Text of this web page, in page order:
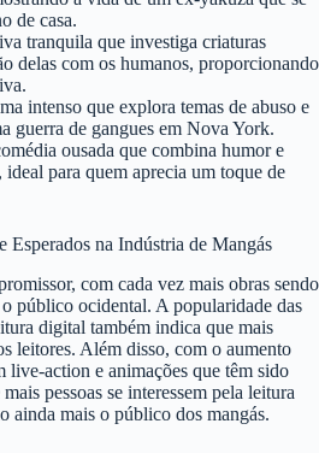
de casa.
tranquila que investiga criaturas
delas com os humanos, proporcionando
intenso que explora temas de abuso e
guerra de gangues em Nova York.
ousada que combina humor e
ideal para quem aprecia um toque de
Esperados na Indústria de Mangás
com cada vez mais obras sendo
público ocidental. A popularidade das
digital também indica que mais
leitores. Além disso, com o aumento
live-action e animações que têm sido
pessoas se interessem pela leitura
ainda mais o público dos mangás.